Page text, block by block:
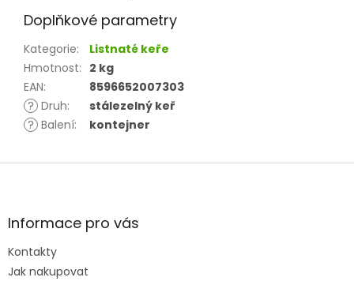
Doplňkové parametry
Kategorie:
Listnaté keře
Hmotnost: 2 kg
EAN:
8596652007303
? Druh:
stálezelný keř
? Balení: kontejner
Z
aInformace pro vás
Kontakty
Jak nakupovat